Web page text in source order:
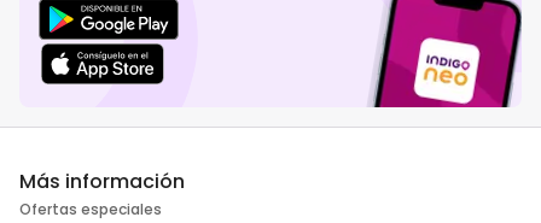
Más información
Ofertas especiales